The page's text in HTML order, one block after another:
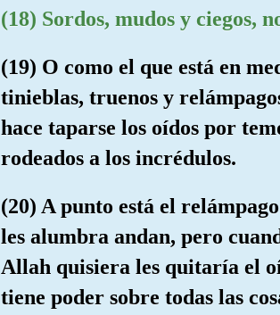
(18) Sordos, mudos y ciegos,
(19) O como el que está en
tinieblas, truenos y
hace taparse los oídos por
rodeados a los incrédulos.
(20) A punto está el
les alumbra andan, pero
Allah quisiera les quitaría el
tiene poder sobre todas las